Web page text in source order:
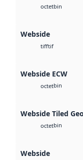
octetbin
Webside
tifftif
Webside ECW
octetbin
Webside Tiled
octetbin
Webside